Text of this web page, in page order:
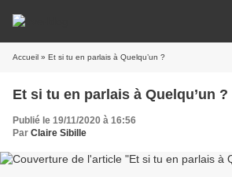
Accueil » Et si tu en parlais à Quelqu’un ?
Et si tu en parlais à Quelqu’un ?
Publié le 19/11/2020 à 16:56
Par Claire Sibille